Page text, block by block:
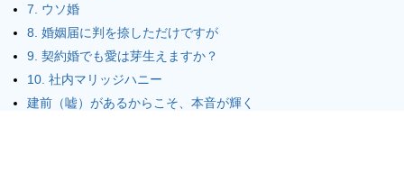
7. ウソ婚
8. 婚姻届に判を捺しただけですが
9. 契約婚でも愛は芽生えますか？
10. 社内マリッジハニー
建前（嘘）があるからこそ、本音が輝く